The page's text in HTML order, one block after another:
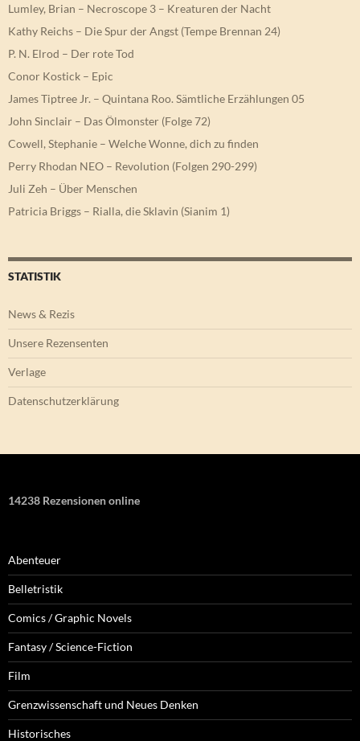
Lumley, Brian – Necroscope 3 – Kreaturen der Nacht
Kathy Reichs – Die Spur der Angst (Tempe Brennan 24)
P. N. Elrod – Der rote Tod
Conor Kostick – Epic
James Tiptree Jr. – Quintana Roo. Sämtliche Erzählungen 05
John Sinclair – Das Ölmonster (Folge 72)
Cowell, Stephanie – Welche Wonne, dich zu finden
Perry Rhodan NEO – Revolution (Folgen 290-299)
Juli Zeh – Über Menschen
Patricia Briggs – Rialla, die Sklavin (Sianim 1)
STATISTIK
News & Rezis
Unsere Rezensenten
Verlage
Datenschutzerklärung
14238 Rezensionen online
Abenteuer
Belletristik
Comics / Graphic Novels
Fantasy / Science-Fiction
Film
Grenzwissenschaft und Neues Denken
Historisches